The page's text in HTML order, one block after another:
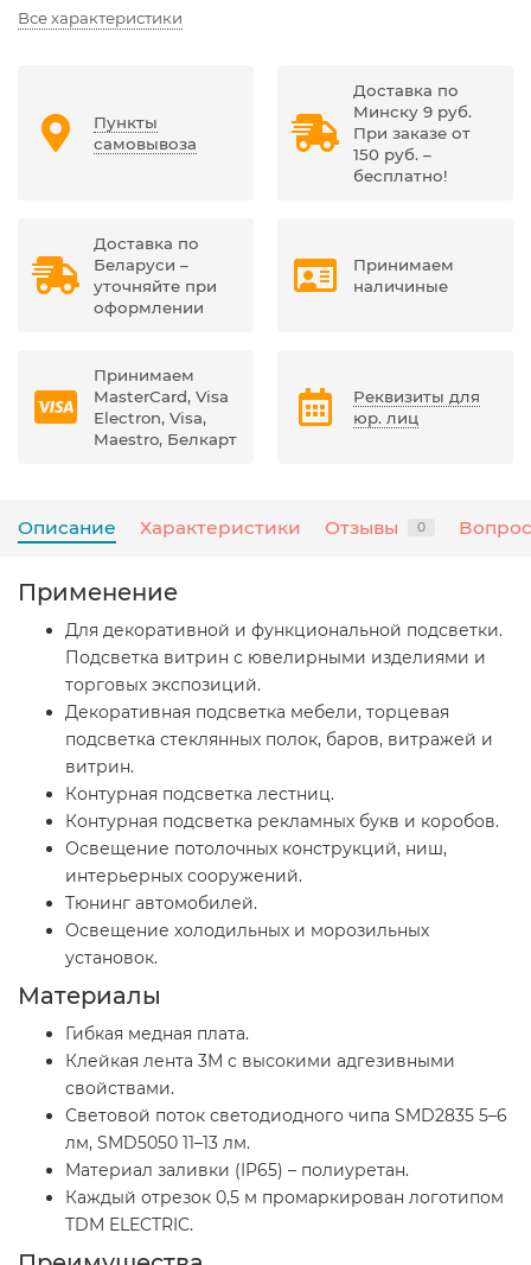
Все характеристики
Пункты
самовывоза
Доставка по
Минску 9 руб.
При заказе от
150 руб. –
бесплатно!
Доставка по
Беларуси –
уточняйте при
оформлении
Принимаем
наличиные
Принимаем
MasterCard, Visa
Electron, Visa,
Maestro, Белкарт
Реквизиты для
юр. лиц
Описание Характеристики Отзывы 0
Применение
Для декоративной и функциональной подсветки.
Подсветка витрин с ювелирными изделиями и
торговых экспозиций.
Декоративная подсветка мебели, торцевая
подсветка стеклянных полок, баров, витражей и
витрин.
Контурная подсветка лестниц.
Контурная подсветка рекламных букв и коробов.
Освещение потолочных конструкций, ниш,
интерьерных сооружений.
Тюнинг автомобилей.
Освещение холодильных и морозильных
установок.
Материалы
Гибкая медная плата.
Клейкая лента 3М с высокими адгезивными
свойствами.
Световой поток светодиодного чипа SMD2835 5–6
лм, SMD5050 11–13 лм.
Материал заливки (IP65) – полиуретан.
Каждый отрезок 0,5 м промаркирован логотипом
TDM ELECTRIC.